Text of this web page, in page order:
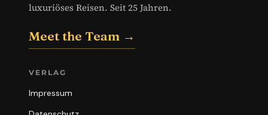
luxuriöses Reisen. Seit 25 Jahren.
Meet the Team →
VERLAG
Impressum